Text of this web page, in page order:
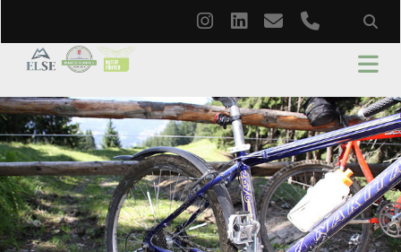
instagram
linkedin
emailphone